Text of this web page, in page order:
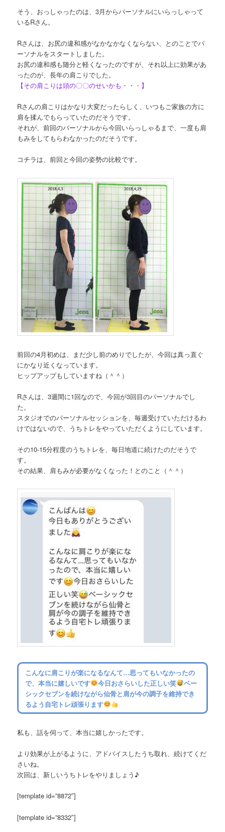
そう、おっしゃったのは、3月からパーソナルにいらっしゃって
いるRさん。
Rさんは、お尻の違和感がなかなかなくならない、とのことでパ
ーソナルをスタートしました。
お尻の違和感も随分と軽くなったのですが、それ以上に効果があ
ったのが、長年の肩こりでした。
【その肩こりは頭の〇〇のせいかも・・・】
Rさんの肩こりはかなり大変だったらしく、いつもご家族の方に
肩を揉んでもらっていたのだそうです。
それが、前回のパーソナルから今回いらっしゃるまで、一度も肩
もみをしてもらわなかったのだそうです。
コチラは、前回と今回の姿勢の比較です。
前回の4月初めは、まだ少し前のめりでしたが、今回は真っ直ぐ
にかなり近くなっています。
ヒップアップもしていますね（＾＾）
Rさんは、3週間に1回なので、今回が3回目のパーソナルでし
た。
スタジオでのパーソナルセッションを、毎週受けていただけるわ
けではないので、うちトレをやっていただくようにしています。
その10-15分程度のうちトレを、毎日地道に続けたのだそうで
す。
その結果、肩もみが必要がなくなった！とのこと（＾＾）
こんなに肩こりが楽になるなんて…思ってもいなかったの
で、本当に嬉しいです
今日おさらいした正しい笑
ベー
シックセブンを続けながら仙骨と肩が今の調子を維持でき
るよう自宅トレ頑張ります
私も、話を伺って、本当に嬉しかったです。
より効果が上がるように、アドバイスしたうち取れ、続けてくだ
さいね。
次回は、新しいうちトレをやりましょう♪
[template id=”8872″]
[template id=”8332″]